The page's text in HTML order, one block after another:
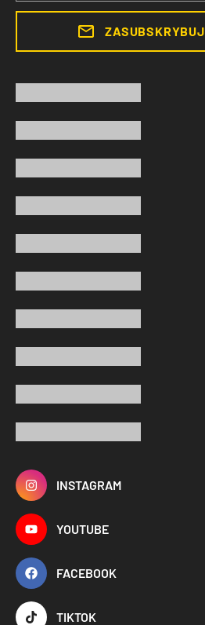
ZASUBSKRYBUJ
INSTAGRAM
YOUTUBE
FACEBOOK
TIKTOK